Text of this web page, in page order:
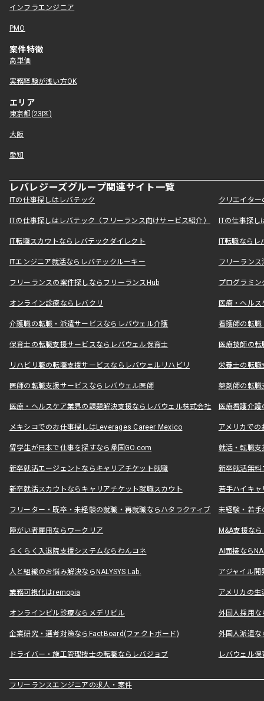
インフラエンジニア
PMO
案件特徴
高単価
実務経験が浅い方OK
エリア
東京都(23区)
大阪
愛知
レバレジーズグループ関連サイト一覧
ITの仕事探しはレバテック クリエイタ
ITの仕事探しはレバテック（フリーランス向けサービス紹介） ITの仕事探
IT転職スカウトならレバテックダイレクト IT転職なら
ITエンジニア就活ならレバテックルーキー フリーラン
フリーランスの案件探しならフリーランスHub プログラミ
オンライン診療ならレバクリ 医療・ヘル
介護職の転職・派遣サービスならレバウェル介護 看護師の転
保育士の転職支援サービスならレバウェル保育士 医療技師の
リハビリ職の転職支援サービスならレバウェルリハビリ 栄養士の転
医師の転職支援サービスならレバウェル医師 薬剤師の転
医療・ヘルスケア業界の課題解決支援ならレバウェル株式会社 医療看護介
メキシコでのお仕事探しはLeverages Career Mexico アメリカで
留学生が日本で仕事を探すなら帰国GO.com 就活・転職
新卒就活エージェントならキャリアチケット就職 新卒就活無料
新卒就活スカウトならキャリアチケット就職スカウト 若手ハイキ
フリーター・既卒・未経験の就職・再就職ならハタラクティブ 未経験・若手
障がい者雇用ならワークリア M&A支援な
らくらく入退院支援システムならわんコネ AI面接なら
人と組織のお悩み解決ならNALYSYS Lab. アジャイル
業務可視化はremopia アメリカの
オンラインピル診療ならメデリピル 外国人採用
企業研究・選考対策ならFactBoard(ファクトボード) 外国人派遣な
ドライバー・施工管理技士の転職ならレバジョブ レバウェル
フリーランスエンジニアの求人・案件